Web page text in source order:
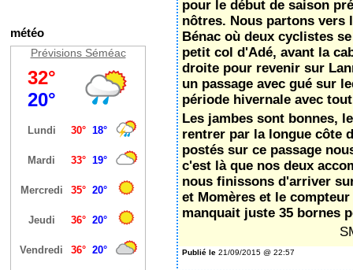
météo
Prévisions Séméac
pour le début de saison
nôtres. Nous partons vers
Bénac où deux cyclistes
petit col d'Adé, avant la
droite pour revenir sur
un passage avec gué sur
période hivernale avec
Les jambes sont bonnes,
rentrer par la longue côte
postés sur ce passage
c'est là que nos deux
nous finissons d'arriver
et Momères et le
manquait juste 35 bornes
Publié le 21/09/2015 @ 22:57